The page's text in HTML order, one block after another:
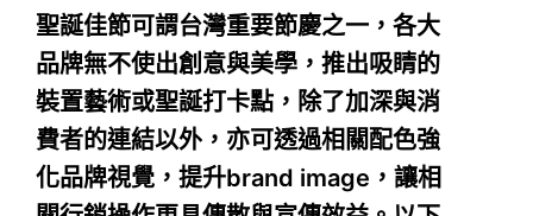
聖誕佳節可謂台灣重要節慶之一，各大
品牌無不使出創意與美學，推出吸睛的
裝置藝術或聖誕打卡點，除了加深與消
費者的連結以外，亦可透過相關配色強
化品牌視覺，提升brand image，讓相